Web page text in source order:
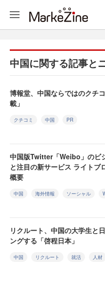
中国に関する記事と
博報堂、中国ならではのクチ
載」
クチコミ 中国 PR
中国版Twitter「Weibo」のビ
と注目の新サービス ライトブ
概要
中国 海外情報 ソーシャル
リクルート、中国の大学生と
ングする「啓程日本」
中国 リクルート 就活 人材